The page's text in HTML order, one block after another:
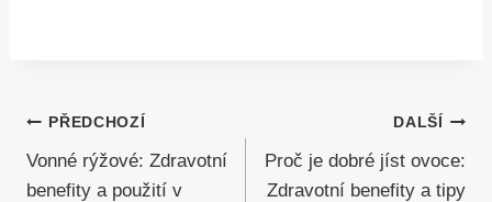
Navigace
pro
PŘEDCHOZÍ
Vonné rýžové: Zdravotní
benefity a použití v
DALŠÍ
Proč je dobré jíst ovoce:
Zdravotní benefity a tipy